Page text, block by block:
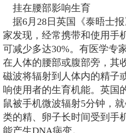
莫把手机挂胸前
许多女孩子喜欢把
明，手机挂在胸前
一定影响。即使在
周围的电磁波辐射
能不全、心律不齐
在胸前。有专家认